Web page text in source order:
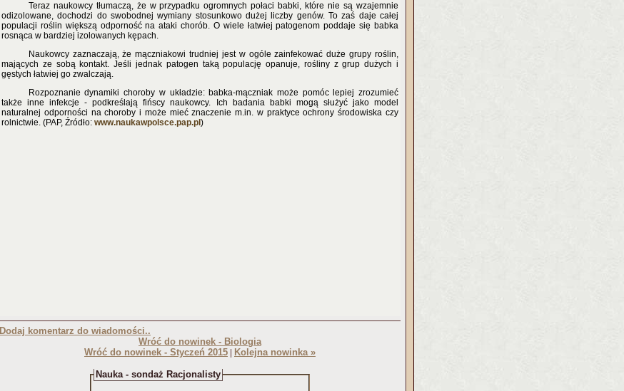
Teraz naukowcy tłumaczą, że w przypadku ogromnych połaci babki, które nie są wzajemnie
odizolowane, dochodzi do swobodnej wymiany stosunkowo dużej liczby genów. To zaś daje całej
populacji roślin większą odporność na ataki chorób. O wiele łatwiej patogenom poddaje się babka
rosnąca w bardziej izolowanych kępach.
Naukowcy zaznaczają, że mączniakowi trudniej jest w ogóle zainfekować duże grupy roślin,
mających ze sobą kontakt. Jeśli jednak patogen taką populację opanuje, rośliny z grup dużych i
gęstych łatwiej go zwalczają.
Rozpoznanie dynamiki choroby w układzie: babka-mączniak może pomóc lepiej zrozumieć
także inne infekcje - podkreślają fińscy naukowcy. Ich badania babki mogą służyć jako model
naturalnej odporności na choroby i może mieć znaczenie m.in. w praktyce ochrony środowiska czy
rolnictwie. (PAP, Źródło: www.naukawpolsce.pap.pl )
Dodaj komentarz do wiadomości..
Wróć do nowinek - Biologia
Wróć do nowinek - Styczeń 2015
Kolejna nowinka »
Nauka - sondaż Racjonalisty